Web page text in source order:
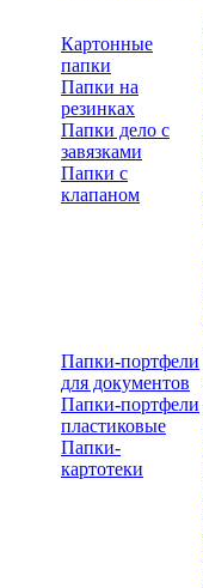
Картонные
папки
Папки на
резинках
Папки дело с
завязками
Папки с
клапаном
Папки-портфели
для документов
Папки-портфели
пластиковые
Папки-
картотеки